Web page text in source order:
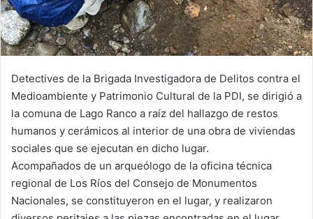
Detectives de la Brigada Investigadora de Delitos contra el
Medioambiente y Patrimonio Cultural de la PDI, se dirigió a
la comuna de Lago Ranco a raíz del hallazgo de restos
humanos y cerámicos al interior de una obra de viviendas
sociales que se ejecutan en dicho lugar.
Acompañados de un arqueólogo de la oficina técnica
regional de Los Ríos del Consejo de Monumentos
Nacionales, se constituyeron en el lugar, y realizaron